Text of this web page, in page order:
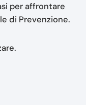
per affrontare
di Prevenzione.